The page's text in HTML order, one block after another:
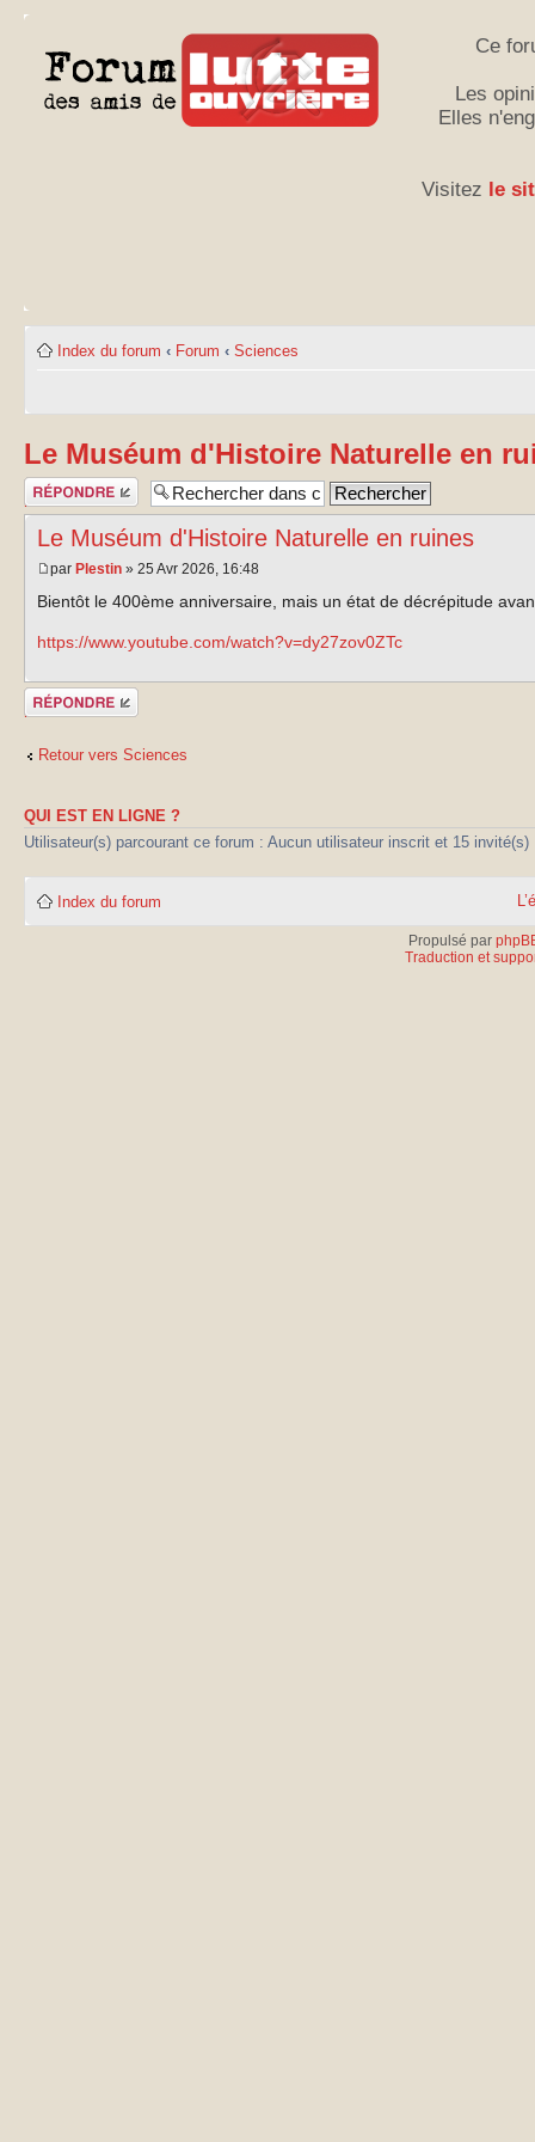
Ce
Les
Elles
Visitez le
Index du forum ‹ Forum ‹ Sciences
Le Muséum d'Histoire Naturelle en
Publier une
réponse
Le Muséum d'Histoire Naturelle en ruines
par Plestin » 25 Avr 2026, 16:48
Bientôt le 400ème anniversaire, mais un état de décrépitude
https://www.youtube.com/watch?v=dy27zov0ZTc
Publier une
réponse
Retour vers Sciences
QUI EST EN LIGNE ?
Utilisateur(s) parcourant ce forum : Aucun utilisateur inscrit et 15 invité(s)
Index du forum
Propulsé par
Traduction et